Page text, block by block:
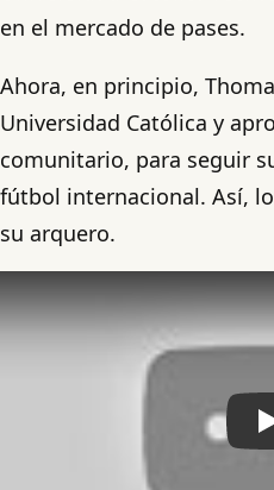
en el mercado de pases.
Ahora, en principio,
Universidad Católica y
comunitario, para seguir
fútbol internacional. Así,
su arquero.
Play